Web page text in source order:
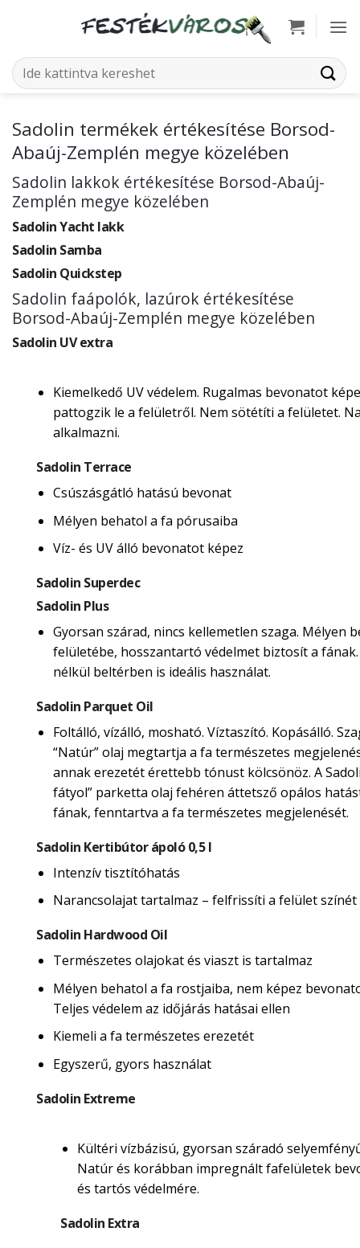
Keresés
a
Sadolin termékek értékesítése Borsod-
Abaúj-Zemplén megye közelében
Sadolin lakkok értékesítése Borsod-Abaúj-
Zemplén megye közelében
Sadolin Yacht lakk
Sadolin Samba
Sadolin Quickstep
Sadolin faápolók, lazúrok értékesítése
Borsod-Abaúj-Zemplén megye közelében
Sadolin UV extra
Kiemelkedő UV védelem. Rugalmas bevonatot
pattogzik le a felületről. Nem sötétíti a felületet.
alkalmazni.
Sadolin Terrace
Csúszásgátló hatású bevonat
Mélyen behatol a fa pórusaiba
Víz- és UV álló bevonatot képez
Sadolin Superdec
Sadolin Plus
Gyorsan szárad, nincs kellemetlen szaga. Mélyen
felületébe, hosszantartó védelmet biztosít a
nélkül beltérben is ideális használat.
Sadolin Parquet Oil
Foltálló, vízálló, mosható. Víztaszító. Kopásálló.
“Natúr” olaj megtartja a fa természetes
annak erezetét érettebb tónust kölcsönöz. A
fátyol” parketta olaj fehéren áttetsző opálos
fának, fenntartva a fa természetes megjelenését.
Sadolin Kertibútor ápoló 0,5 l
Intenzív tisztítóhatás
Narancsolajat tartalmaz – felfrissíti a felület színét
Sadolin Hardwood Oil
Természetes olajokat és viaszt is tartalmaz
Mélyen behatol a fa rostjaiba, nem képez
Teljes védelem az időjárás hatásai ellen
Kiemeli a fa természetes erezetét
Egyszerű, gyors használat
Sadolin Extreme
Kültéri vízbázisú, gyorsan száradó
Natúr és korábban impregnált fafelületek
és tartós védelmére.
Sadolin Extra